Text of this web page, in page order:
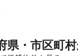
県・市区町